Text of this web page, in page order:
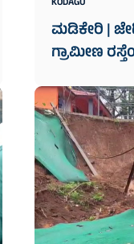
KODAGU
ಮಡಿಕೇರಿ |
ಗ್ರಾಮೀಣ